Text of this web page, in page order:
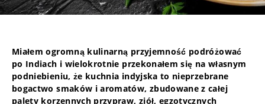
Miałem ogromną kulinarną przyjemność podróżować
po Indiach i wielokrotnie przekonałem się na własnym
podniebieniu, że kuchnia indyjska to nieprzebrane
bogactwo smaków i aromatów, zbudowane z całej
palety korzennych przypraw, ziół, egzotycznych